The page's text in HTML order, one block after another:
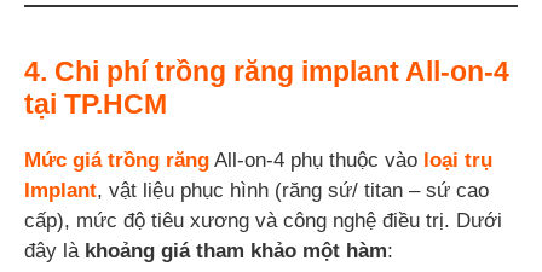
4. Chi phí trồng răng implant All-on-4
tại TP.HCM
Mức giá trồng răng All-on-4 phụ thuộc vào loại trụ
Implant, vật liệu phục hình (răng sứ/ titan – sứ cao
cấp), mức độ tiêu xương và công nghệ điều trị. Dưới
đây là khoảng giá tham khảo một hàm: